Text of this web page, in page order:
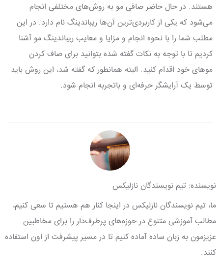
هستند. در حال حاضر صافی مو به روش‌های مختلفی انجام
می‌شود که یکی از کاربردی‌ترین آن‌ها ریباندینگ نام دارد. در این
مطلب شما را با نحوه انجام و مزایا و معایب ریباندینگ مو آشنا
کردیم تا با توجه به نکات گفته شده بتوانید برای صاف کردن
موهای خود اقدام کنید. البته همانطور که گفته شد، این روش باید
توسط یک آرایشگر حرفه‌ای و باتجربه انجام شود.
نویسنده: تیم نویسندگان نازلیکس
ما، تیم نویسندگان نازلیکس در اینجا کنار هم هستیم تا سعی کنیم،
مطالب آموزشی متنوع در حوزه‌های پرطرف‌دار را برای مخاطبین
عزیزمون به زبان ساده آماده کنیم تا در مسیر پیشرفت از اون استفاده
کنند.